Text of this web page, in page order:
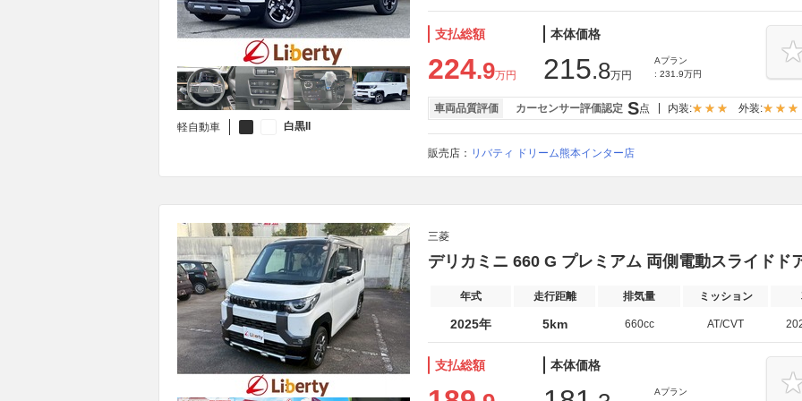
軽自動車 白黒II
支払総額
224.9万円
本体価格
215.8万円
Aプラン
: 231.9万円
車両品質評価 カーセンサー評価認定 S点 内装: 外装:
販売店： リバティ ドリーム熊本インター店
三菱
デリカミニ 660 G プレミアム 両側電動スライドド
年式 走行距離 排気量 ミッション
2025年 5km 660cc AT/CVT
支払総額 本体価格
Aプラン